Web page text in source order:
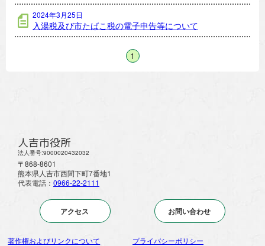
2024年3月25日
入湯税及び市たばこ税の電子申告等について
1
人吉市役所
法人番号:9000020432032
〒868-8601
熊本県人吉市西間下町7番地1
代表電話： 0966-22-2111
アクセス お問い合わせ
著作権およびリンクについて
プライバシーポリシー